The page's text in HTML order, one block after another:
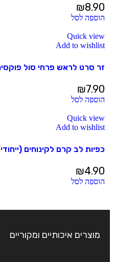
₪8.90
הוספה לסל
Quick view
Add to wishlist
זר סרט לראש פרחי סול
₪7.90
הוספה לסל
Quick view
Add to wishlist
כפיות לב קרם לקינוחים
₪4.90
הוספה לסל
מוצרים איכותיים ומקוריים